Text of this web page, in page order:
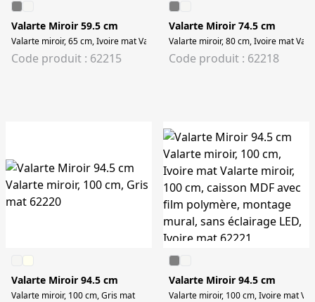
Valarte Miroir 59.5 cm
Valarte miroir, 65 cm, Ivoire mat Valarte miroir, 65 cm, caisson MDF avec
Code produit : 62215
Valarte Miroir 74.5 cm
Valarte miroir, 80 cm, Ivoire mat
Code produit : 62218
Valarte Miroir 94.5 cm
Valarte miroir, 100 cm, Gris mat
Valarte Miroir 94.5 cm
Valarte miroir, 100 cm, Ivoire mat